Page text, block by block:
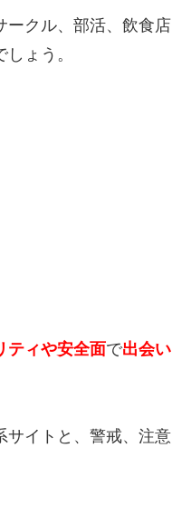
ークル、部活、飲食店
ょう。
ティや安全面で出会い
サイトと、警戒、注意